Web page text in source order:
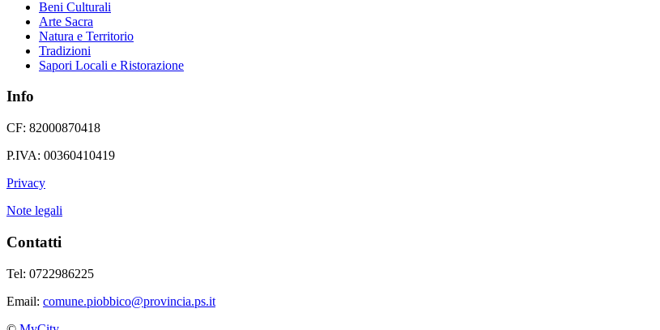
Beni Culturali
Arte Sacra
Natura e Territorio
Tradizioni
Sapori Locali e Ristorazione
Info
CF: 82000870418
P.IVA: 00360410419
Privacy
Note legali
Contatti
Tel: 0722986225
Email: comune.piobbico@provincia.ps.it